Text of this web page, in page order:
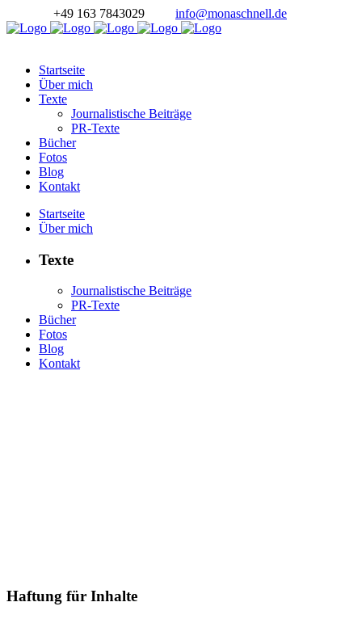
+49 163 7843029 info@monaschnell.de
Startseite
Über mich
Texte
Journalistische Beiträge
PR-Texte
Bücher
Fotos
Blog
Kontakt
Startseite
Über mich
Texte
Journalistische Beiträge
PR-Texte
Bücher
Fotos
Blog
Kontakt
Haftung für Inhalte